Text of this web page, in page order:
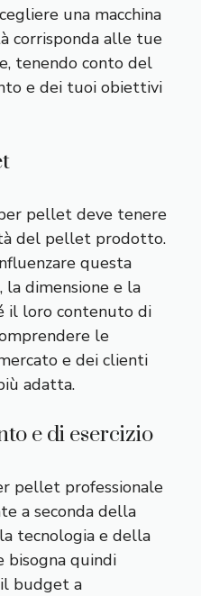
una macchina
corrisponda alle tue
tenendo conto del
e dei tuoi obiettivi
pellet deve tenere
del pellet prodotto.
questa
la dimensione e la
il loro contenuto di
le
e dei clienti
adatta.
e di esercizio
pellet professionale
a seconda della
tecnologia e della
bisogna quindi
budget a